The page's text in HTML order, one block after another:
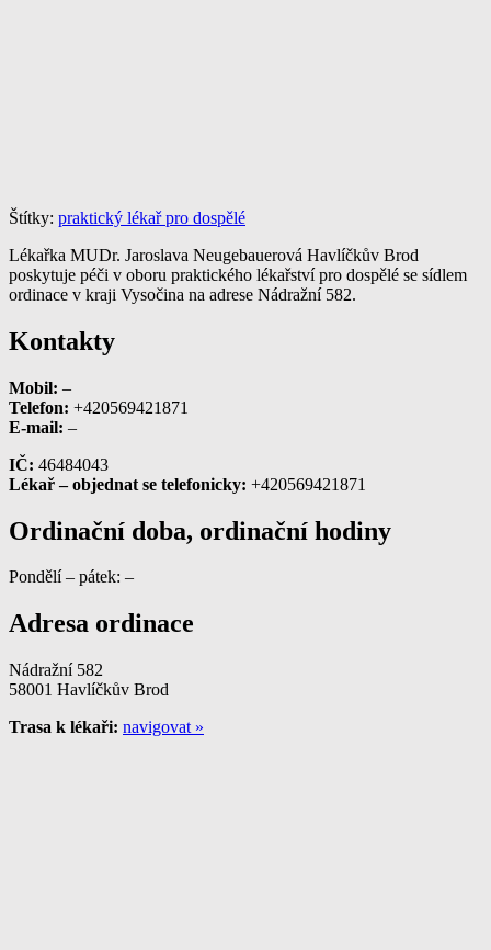
Štítky: praktický lékař pro dospělé
Lékařka MUDr. Jaroslava Neugebauerová Havlíčkův Brod
poskytuje péči v oboru praktického lékařství pro dospělé se sídlem
ordinace v kraji Vysočina na adrese Nádražní 582.
Kontakty
Mobil: –
Telefon: +420569421871
E-mail: –
IČ: 46484043
Lékař – objednat se telefonicky: +420569421871
Ordinační doba, ordinační hodiny
Pondělí – pátek: –
Adresa ordinace
Nádražní 582
58001 Havlíčkův Brod
Trasa k lékaři: navigovat »